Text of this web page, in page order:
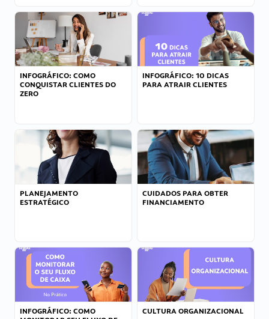
INFOGRÁFICO: COMO
CONQUISTAR CLIENTES DO
ZERO
INFOGRÁFICO: 10 DICAS
PARA ATRAIR CLIENTES
PLANEJAMENTO
ESTRATÉGICO
CUIDADOS PARA OBTER
FINANCIAMENTO
INFOGRÁFICO: COMO
CULTURA ORGANIZACIONAL